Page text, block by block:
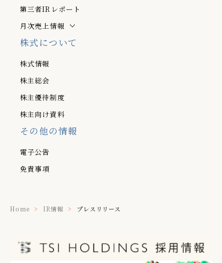
第三者IRレポート
月次売上情報
株式について
株式情報
株主総会
株主優待制度
株主向け資料
その他の情報
電子公告
免責事項
Home IR情報 プレスリリース